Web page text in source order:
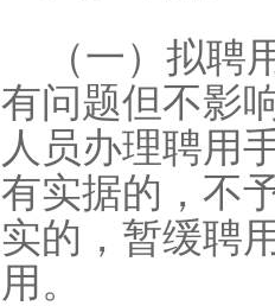
（一）拟
有问题但不影
人员办理聘用
有实据的，不
实的，暂缓聘
用。